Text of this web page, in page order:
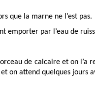
que la marne ne l’est pas.
emporter par l’eau de
de calcaire et on
on attend quelques jours